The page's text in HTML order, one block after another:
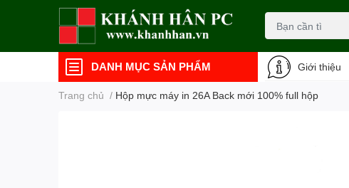
DANH MỤC SẢN PHẨM Giới thiệu
Trang chủ / Hộp mực máy in 26A Back mới 100% full hộp